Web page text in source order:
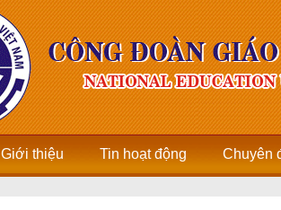
Giới thiệu Tin hoạt động Chuyên